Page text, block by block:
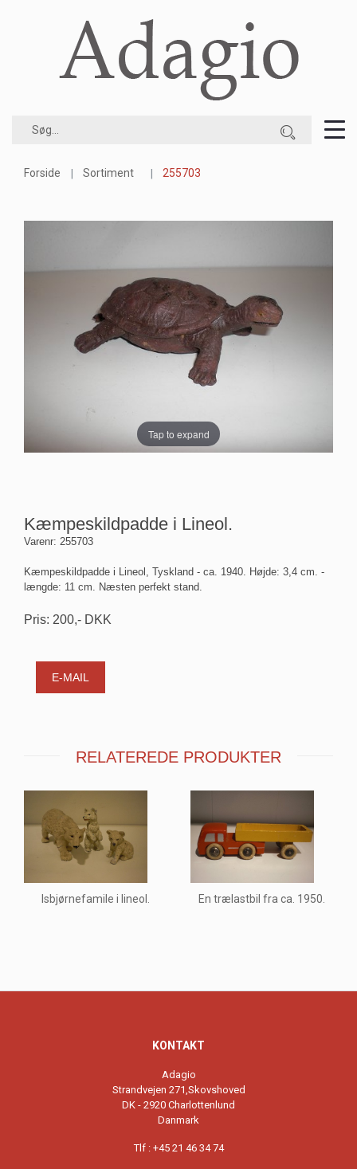
Forside Sortiment 255703
Tap to expand
Kæmpeskildpadde i Lineol.
Varenr: 255703
Kæmpeskildpadde i Lineol, Tyskland - ca. 1940. Højde: 3,4 cm. -
længde: 11 cm. Næsten perfekt stand.
Pris: 200,- DKK
E-MAIL
RELATEREDE PRODUKTER
Isbjørnefamile i lineol. En trælastbil fra ca. 1950.
KONTAKT
Adagio
Strandvejen 271,Skovshoved
DK - 2920 Charlottenlund
Danmark
Tlf : +45 21 46 34 74